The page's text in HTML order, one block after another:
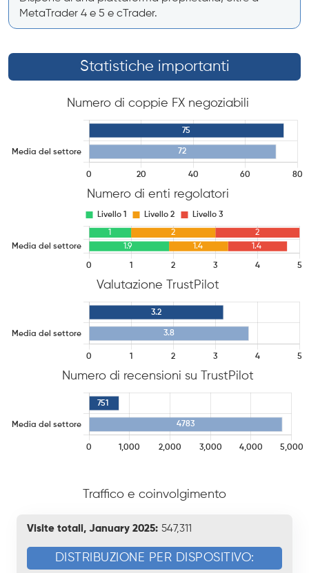
MetaTrader 4 e 5 e cTrader.
Statistiche importanti
Numero di coppie FX negoziabili
Numero di enti regolatori
Valutazione TrustPilot
Numero di recensioni su TrustPilot
Traffico e coinvolgimento
Visite totali, January 2025: 547,311
DISTRIBUZIONE PER DISPOSITIVO: